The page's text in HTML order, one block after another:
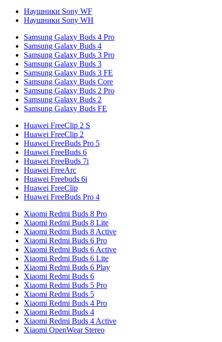
Наушники Sony WF
Наушники Sony WH
Samsung Galaxy Buds 4 Pro
Samsung Galaxy Buds 4
Samsung Galaxy Buds 3 Pro
Samsung Galaxy Buds 3
Samsung Galaxy Buds 3 FE
Samsung Galaxy Buds Core
Samsung Galaxy Buds 2 Pro
Samsung Galaxy Buds 2
Samsung Galaxy Buds FE
Huawei FreeClip 2 S
Huawei FreeClip 2
Huawei FreeBuds Pro 5
Huawei FreeBuds 6
Huawei FreeBuds 7i
Huawei FreeArc
Huawei Freebuds 6i
Huawei FreeClip
Huawei FreeBuds Pro 4
Xiaomi Redmi Buds 8 Pro
Xiaomi Redmi Buds 8 Lite
Xiaomi Redmi Buds 8 Active
Xiaomi Redmi Buds 6 Pro
Xiaomi Redmi Buds 6 Active
Xiaomi Redmi Buds 6 Lite
Xiaomi Redmi Buds 6 Play
Xiaomi Redmi Buds 6
Xiaomi Redmi Buds 5 Pro
Xiaomi Redmi Buds 5
Xiaomi Redmi Buds 4 Pro
Xiaomi Redmi Buds 4
Xiaomi Redmi Buds 4 Active
Xiaomi OpenWear Stereo